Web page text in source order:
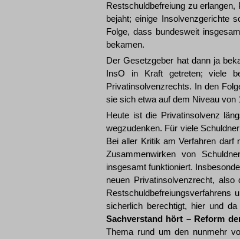
Restschuldbefreiung zu
bejaht; einige Insolvenzgerichte
Folge, dass bundesweit
bekamen.
Der Gesetzgeber hat dann ja
InsO in Kraft getreten; viele
Privatinsolvenzrechts. In den
sie sich etwa auf dem Niveau von
Heute ist die Privatinsolvenz
wegzudenken. Für viele
Bei aller Kritik am Verfahren darf
Zusammenwirken von
insgesamt funktioniert.
neuen Privatinsolvenzrecht,
Restschuldbefreiungsverfahrens
sicherlich berechtigt, hier und
Sachverstand hört – Reform
Thema rund um den nunmehr